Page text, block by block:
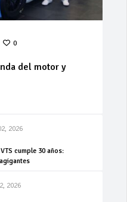
0
del motor y
2026
cumple 30 años:
2026